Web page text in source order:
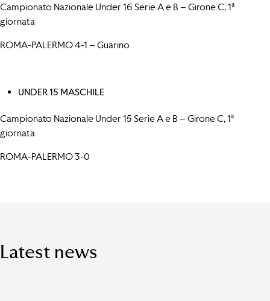
Campionato Nazionale Under 16 Serie A e B – Girone C, 1ª
giornata
ROMA-PALERMO 4-1 – Guarino
UNDER 15 MASCHILE
Campionato Nazionale Under 15 Serie A e B – Girone C, 1ª
giornata
ROMA-PALERMO 3-0
Latest news